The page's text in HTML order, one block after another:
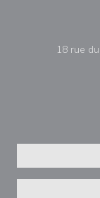
18 rue